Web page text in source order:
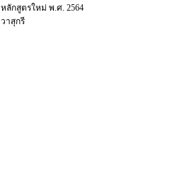
หลักสูตรใหม่ พ.ศ. 2564
วาสุกรี